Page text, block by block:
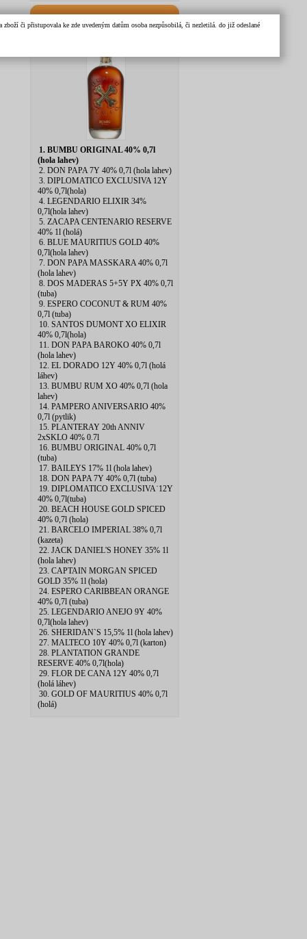
1. BUMBU ORIGINAL 40% 0,7l
(hola lahev)
2. DON PAPA 7Y 40% 0,7l (hola lahev)
3. DIPLOMATICO EXCLUSIVA 12Y
40% 0,7l(hola)
4. LEGENDARIO ELIXIR 34%
0,7l(hola lahev)
5. ZACAPA CENTENARIO RESERVE
40% 1l (holá)
6. BLUE MAURITIUS GOLD 40%
0,7l(hola lahev)
7. DON PAPA MASSKARA 40% 0,7l
(hola lahev)
8. DOS MADERAS 5+5Y PX 40% 0,7l
(tuba)
9. ESPERO COCONUT & RUM 40%
0,7l (tuba)
10. SANTOS DUMONT XO ELIXIR
40% 0,7l(hola)
11. DON PAPA BAROKO 40% 0,7l
(hola lahev)
12. EL DORADO 12Y 40% 0,7l (holá
láhev)
13. BUMBU RUM XO 40% 0,7l (hola
lahev)
14. PAMPERO ANIVERSARIO 40%
0,7l (pytlik)
15. PLANTERAY 20th ANNIV
2xSKLO 40% 0.7l
16. BUMBU ORIGINAL 40% 0,7l
(tuba)
17. BAILEYS 17% 1l (hola lahev)
18. DON PAPA 7Y 40% 0,7l (tuba)
19. DIPLOMATICO EXCLUSIVA˙12Y
40% 0,7l(tuba)
20. BEACH HOUSE GOLD SPICED
40% 0,7l (hola)
21. BARCELO IMPERIAL 38% 0,7l
(kazeta)
22. JACK DANIEL'S HONEY 35% 1l
(hola lahev)
23. CAPTAIN MORGAN SPICED
GOLD 35% 1l (hola)
24. ESPERO CARIBBEAN ORANGE
40% 0,7l (tuba)
25. LEGENDARIO ANEJO 9Y 40%
0,7l(hola lahev)
26. SHERIDAN`S 15,5% 1l (hola lahev)
27. MALTECO 10Y 40% 0,7l (karton)
28. PLANTATION GRANDE
RESERVE 40% 0,7l(hola)
29. FLOR DE CANA 12Y 40% 0,7l
(holá láhev)
30. GOLD OF MAURITIUS 40% 0,7l
(holá)
či přistupovala ke zde uvedeným datům osoba nezpůsobilá, či nezletilá. do již odeslané